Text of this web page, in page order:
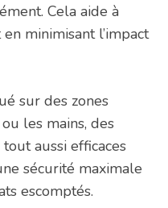
Cela aide à
minimisant l’impact
sur des zones
les mains, des
aussi efficaces
sécurité maximale
escomptés.